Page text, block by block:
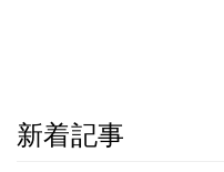
新着記事